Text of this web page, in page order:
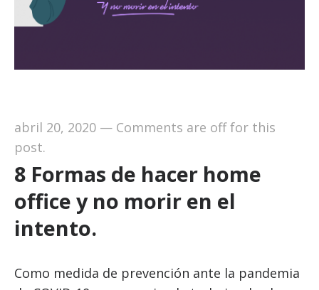
abril 20, 2020— Comments are off for this
post.
8 Formas de hacer home
office y no morir en el
intento.
Como medida de prevención ante la pandemia